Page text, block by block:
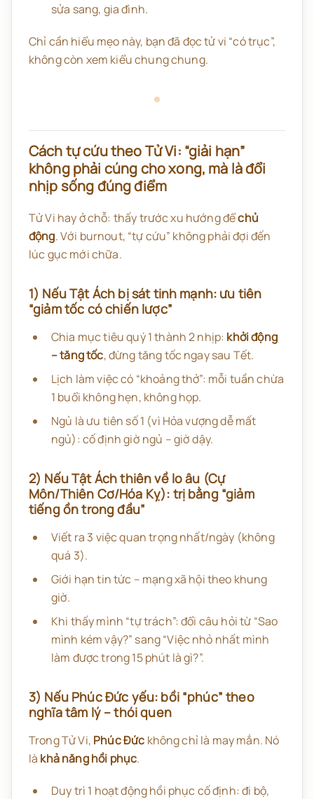
sửa sang, gia đình.
Chỉ cần hiểu mẹo này, bạn đã đọc tử vi “có trục”,
không còn xem kiểu chung chung.
Cách tự cứu theo Tử Vi: “giải hạn”
không phải cúng cho xong, mà là đổi
nhịp sống đúng điểm
Tử Vi hay ở chỗ: thấy trước xu hướng đểchủ
động. Với burnout, “tự cứu” không phải đợi đến
lúc gục mới chữa.
1) Nếu Tật Ách bị sát tinh mạnh: ưu tiên
“giảm tốc có chiến lược”
Chia mục tiêu quý 1 thành 2 nhịp: khởi động
– tăng tốc, đừng tăng tốc ngay sau Tết.
Lịch làm việc có “khoảng thở”: mỗi tuần chừa
1 buổi không hẹn, không họp.
Ngủ là ưu tiên số 1 (vì Hỏa vượng dễ mất
ngủ): cố định giờ ngủ – giờ dậy.
2) Nếu Tật Ách thiên về lo âu (Cự
Môn/Thiên Cơ/Hóa Kỵ): trị bằng “giảm
tiếng ồn trong đầu”
Viết ra 3 việc quan trọng nhất/ngày (không
quá 3).
Giới hạn tin tức – mạng xã hội theo khung
giờ.
Khi thấy mình “tự trách”: đổi câu hỏi từ “Sao
mình kém vậy?” sang “Việc nhỏ nhất mình
làm được trong 15 phút là gì?”.
3) Nếu Phúc Đức yếu: bồi “phúc” theo
nghĩa tâm lý – thói quen
Trong Tử Vi, Phúc Đức không chỉ là may mắn. Nó
là khả năng hồi phục.
Duy trì 1 hoạt động hồi phục cố định: đi bộ,